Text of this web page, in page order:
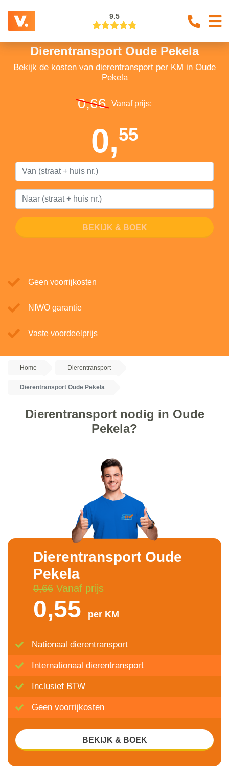
9.5
Dierentransport Oude Pekela
Bekijk de kosten van dierentransport per KM in Oude
Pekela
0,66 Vanaf prijs:
0,55
BEKIJK & BOEK
Geen voorrijkosten
NIWO garantie
Vaste voordeelprijs
Home Dierentransport
Dierentransport Oude Pekela
Dierentransport nodig in Oude
Pekela?
Dierentransport Oude
Pekela
0,66Vanaf prijs
0,55 per KM
Nationaal dierentransport
Internationaal dierentransport
Inclusief BTW
Geen voorrijkosten
BEKIJK & BOEK